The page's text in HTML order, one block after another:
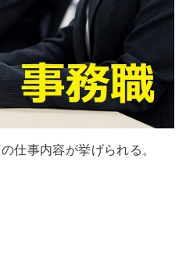
仕事内容が挙げられる。